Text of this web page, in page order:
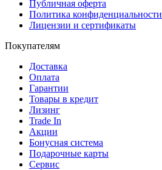
Публичная оферта
Политика конфиденциальности
Лицензии и сертификаты
Покупателям
Доставка
Оплата
Гарантии
Товары в кредит
Лизинг
Trade In
Акции
Бонусная система
Подарочные карты
Сервис